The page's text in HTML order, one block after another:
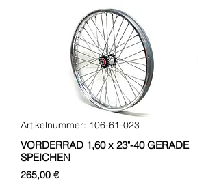
Artikelnummer: 106-61-023
VORDERRAD 1,60 x 23"-40 GERADE
SPEICHEN
265,00 €Preis